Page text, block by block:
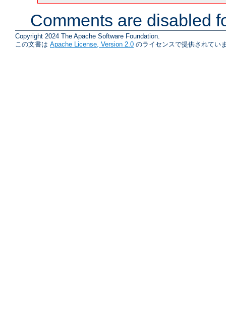
Comments are disabled
Copyright 2024 The Apache Software Foundation.
この文書は Apache License, Version 2.0 のライセンスで提供されてい